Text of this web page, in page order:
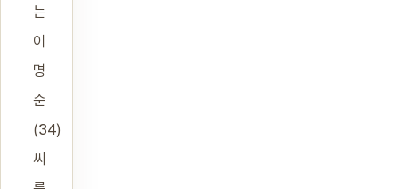
는
이
명
순
(34)
씨